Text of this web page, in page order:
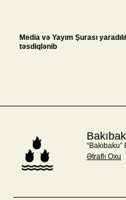
Media və Yayım Şurası
təsdiqlənib
Ətraflı Oxu